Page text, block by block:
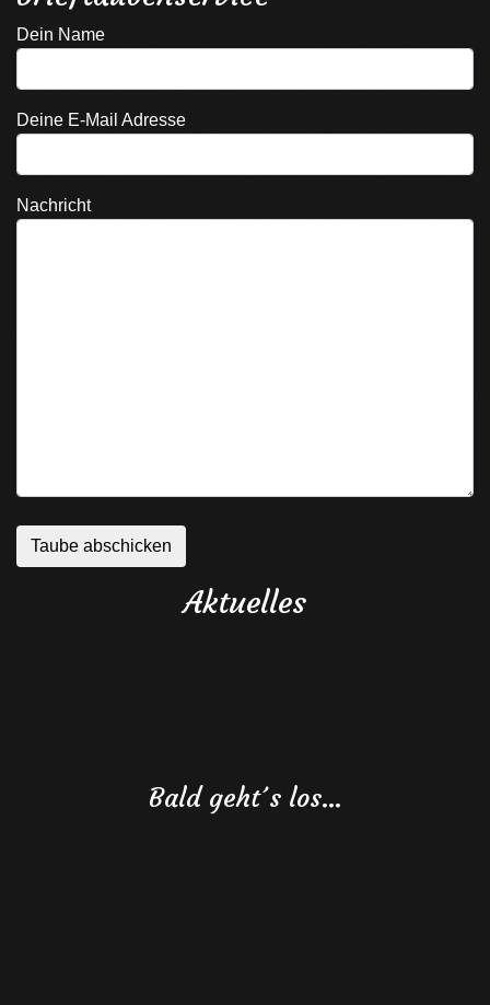
Dein Name
Deine E-Mail Adresse
Nachricht
Aktuelles
Bald geht´s los…